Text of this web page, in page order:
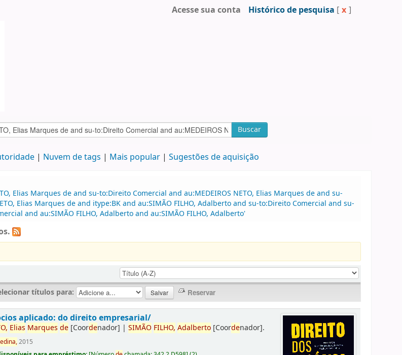
Acesse sua conta Histórico de pesquisa [ x ]
Buscar
Nuvem de tags Mais popular Sugestões de aquisição
Elias Marques de and su-to:Direito Comercial and au:MEDEIROS NETO, Elias Marques de and su-
Elias Marques de and itype:BK and au:SIMÃO FILHO, Adalberto and su-to:Direito Comercial and su-
and au:SIMÃO FILHO, Adalberto and au:SIMÃO FILHO, Adalberto'
títulos para:
aplicado: do direito empresarial/
Elias Marques de [Coordenador] |SIMÃO FILHO, Adalberto [Coordenador].
2015